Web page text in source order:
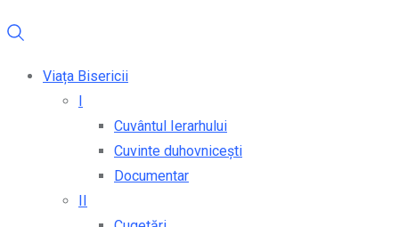
Viața Bisericii
Cuvântul Ierarhului
Cuvinte duhovnicești
Documentar